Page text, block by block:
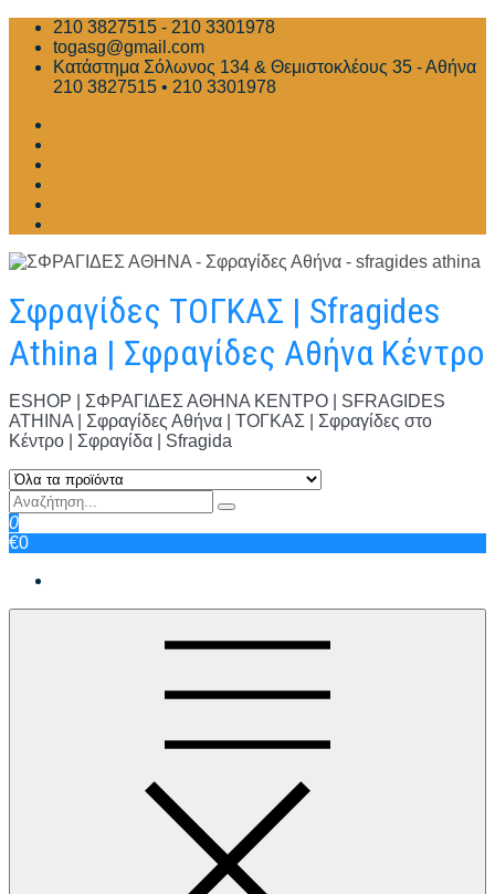
Skip
content
210 3827515 - 210 3301978
togasg@gmail.com
Κατάστημα Σόλωνος 134 & Θεμιστοκλέους 35 - Αθήνα
210 3827515 • 210 3301978
Σφραγίδες ΤΟΓΚΑΣ | Sfragides
Athina | Σφραγίδες Αθήνα Κέντρο
ESHOP | ΣΦΡΑΓΙΔΕΣ ΑΘΗΝΑ ΚΕΝΤΡΟ | SFRAGIDES
ATHINA | Σφραγίδες Αθήνα | ΤΟΓΚΑΣ | Σφραγίδες στο
Κέντρο | Σφραγίδα | Sfragida
0
€0